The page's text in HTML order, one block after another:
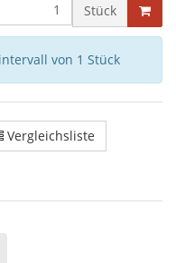
Stück
von 1 Stück
Vergleichsliste